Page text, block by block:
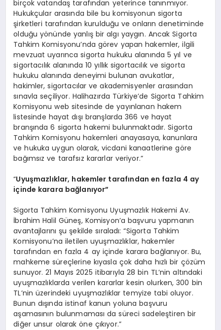
birçok vatandaş tarafından yeterince tanınmıyor.
Hukukçular arasında bile bu komisyonun sigorta
şirketleri tarafından kurulduğu ve onların denetiminde
olduğu yönünde yanlış bir algı yaygın. Ancak Sigorta
Tahkim Komisyonu’nda görev yapan hakemler, ilgili
mevzuat uyarınca sigorta hukuku alanında 5 yıl ve
sigortacılık alanında 10 yıllık sigortacılık ve sigorta
hukuku alanında deneyimi bulunan avukatlar,
hakimler, sigortacılar ve akademisyenler arasından
sınavla seçiliyor. Halihazırda Türkiye’de Sigorta Tahkim
Komisyonu web sitesinde de yayınlanan hakem
listesinde hayat dışı branşlarda 366 ve hayat
branşında 6 sigorta hakemi bulunmaktadır. Sigorta
Tahkim Komisyonu hakemleri anayasaya, kanunlara
ve hukuka uygun olarak, vicdani kanaatlerine göre
bağımsız ve tarafsız kararlar veriyor.”
“Uyuşmazlıklar, hakemler tarafından en fazla 4 ay
içinde karara bağlanıyor”
Sigorta Tahkim Komisyonu Uyuşmazlık Hakemi Av.
İbrahim Halil Güneş, Komisyon’a başvuru yapmanın
avantajlarını şu şekilde sıraladı: “Sigorta Tahkim
Komisyonu’na iletilen uyuşmazlıklar, hakemler
tarafından en fazla 4 ay içinde karara bağlanıyor. Bu,
mahkeme süreçlerine kıyasla çok daha hızlı bir çözüm
sunuyor. 21 Mayıs 2025 itibarıyla 28 bin TL’nin altındaki
uyuşmazlıklarda verilen kararlar kesin olurken, 300 bin
TL’nin üzerindeki uyuşmazlıklar temyize tabi oluyor.
Bunun dışında istinaf kanun yoluna başvuru
aşamasının bulunmaması da süreci sadeleştiren bir
diğer unsur olarak öne çıkıyor.”